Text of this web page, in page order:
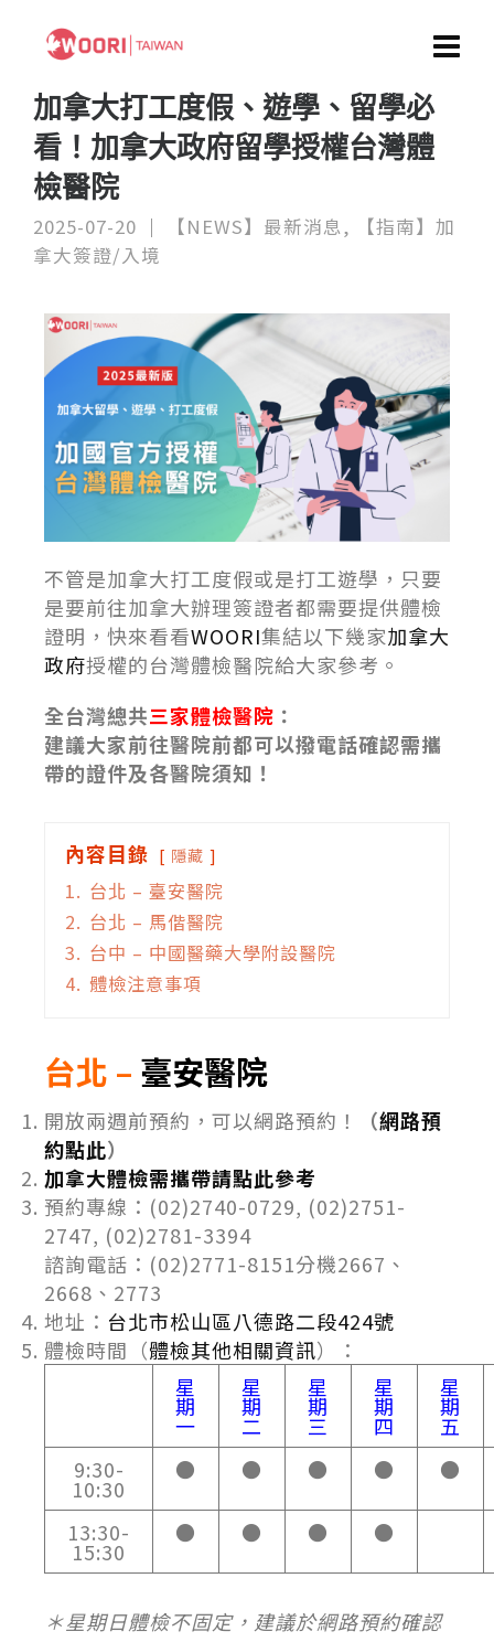
加拿大打工度假、遊學、留學必
看！加拿大政府留學授權台灣體
檢醫院
2025-07-20 【NEWS】最新消息,
【指南】加
拿大簽證/入境
不管是加拿大打工度假或是打工遊學，只要
是要前往加拿大辦理簽證者都需要提供體檢
證明，快來看看WOORI集結以下幾家加拿大
政府授權的台灣體檢醫院給大家參考。
全台灣總共三家體檢醫院 ：
建議大家前往醫院前都可以撥電話確認需攜
帶的證件及各醫院須知！
內容目錄 隱藏
1. 台北 – 臺安醫院
2. 台北 – 馬偕醫院
3. 台中 – 中國醫藥大學附設醫院
4. 體檢注意事項
台北 – 臺安醫院
開放兩週前預約，可以網路預約！ （網路預
約點此）
加拿大體檢需攜帶請點此參考
預約專線：(02)2740-0729, (02)2751-
2747, (02)2781-3394
諮詢電話：(02)2771-8151分機2667、
2668、2773
地址： 台北市松山區八德路二段424號
體檢時間（體檢其他相關資訊）：
星
期
一
星
期
二
星
期
三
星
期
四
星
期
五
9:30-
10:30
● ● ● ● ●
13:30-
15:30
● ● ● ●
＊星期日體檢不固定，建議於網路預約確認